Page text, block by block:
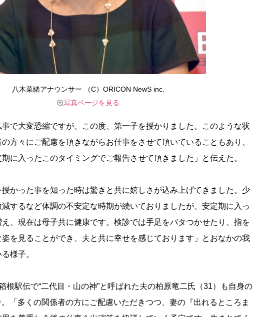
八木菜緒アナウンサー （C）ORICON NewS inc.
写真ページを見る
で大変恐縮ですが、この度、第一子を授かりました。このような状
方々にご配慮を頂きながらお仕事をさせて頂いていることもあり、
に入ったこのタイミングでご報告させて頂きました」と伝えた。
かった事を知った時は驚きと共に嬉しさが込み上げてきました。少
するなど体調の不安定な時期が続いておりましたが、安定期に入っ
、現在は母子共に健康です。検診では手足をバタつかせたり、指を
を見ることができ、夫と共に幸せを感じております」とおなかの我
様子。
駅伝で“二代目・山の神”と呼ばれた夫の柏原竜二氏（31）も自身の
「多くの関係者の方にご配慮いただきつつ、妻の『出れるところま